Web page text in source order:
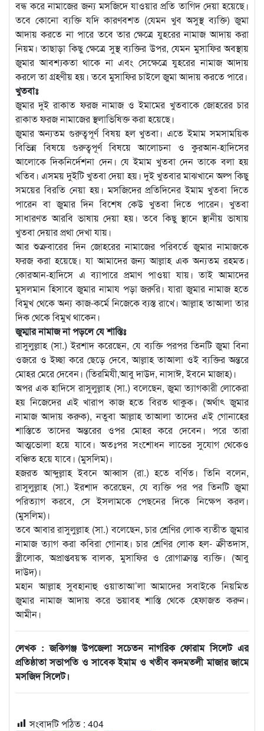
বন্ধ করে নামাজের জন্য মসজিদে যাওয়ার প্রতি তাগিদ দেয়া হয়েছে।
তবে কোনো ব্যক্তি যদি কারণবশত (যেমন খুব অসুস্থ ব্যক্তি) জুমা
আদায় করতে না পারে তবে তার ক্ষেত্রে যুহরের নামাজ আদায় করা
নিয়ম। তাছাড়া কিছু ক্ষেত্রে সুস্থ ব্যক্তির উপর, যেমন মুসাফির অবস্থায়
জুমার আবশ্যকতা থাকে না এবং সেক্ষেত্রে যুহরের নামাজ আদায়
করলে তা গ্রহণীয় হয়। তবে মুসাফির চাইলে জুমা আদায় করতে পারে।
খুতবাঃ
জুমার দুই রাকাত ফরজ নামাজ ও ইমামের খুতবাকে জোহরের চার
রাকাত ফরজ নামাজের স্থলাভিষিক্ত করা হয়েছে।
জুমার অন্যতম গুরুত্বপূর্ণ বিষয় হল খুতবা। এতে ইমাম সমসাময়িক
বিভিন্ন বিষয়ে গুরুত্বপূর্ণ বিষয়ে আলোচনা ও কুরআন-হাদিসের
আলোকে দিকনির্দেশনা দেন। যে ইমাম খুতবা দেন তাকে বলা হয়
খতিব। এসময় দুইটি খুতবা দেয়া হয়। দুই খুতবার মাঝখানে অল্প কিছু
সময়ের বিরতি নেয়া হয়। মসজিদের প্রতিদিনের ইমাম খুতবা দিতে
পারেন বা জুমার দিন বিশেষ কেউ খুতবা দিতে পারেন। খুতবা
সাধারণত আরবি ভাষায় দেয়া হয়। তবে কিছু স্থানে স্থানীয় ভাষায়
খুতবা দেয়ার প্রথা দেখা যায়।
আর শুক্রবারের দিন জোহরের নামাজের পরিবর্তে জুমার নামাজকে
ফরজ করা হয়েছে। যা আমাদের জন্য আল্লাহ এক অন্যতম রহমত।
কোরআন-হাদিসে এ ব্যাপারে প্রমাণ পাওয়া যায়। তাই আমাদের
মুসলমান হিসাবে জুমার নামায পড়া জরুরি। যারা জুমার নামাজ হতে
বিমুখ থেকে অন্য কাজ-কর্মে নিজেকে ব্যস্ত রাখে। আল্লাহ তাআলা তার
দিক থেকে বিমুখ থাকেন।
জুম্মার নামাজ না পড়লে যে শাস্তিঃ
রাসুলুল্লাহ (সা.) ইরশাদ করেছেন, যে ব্যক্তি পরপর তিনটি জুমা বিনা
ওজরে ও ইচ্ছা করে ছেড়ে দেবে, আল্লাহ তাআলা ওই ব্যক্তির অন্তরে
মোহর মেরে দেবেন। (তিরমিযী,আবু দাউদ, নাসাঈ, ইবনে মাজাহ)।
অপর এক হাদিসে রাসুলুল্লাহ (সা.) বলেছেন, জুমা ত্যাগকারী লোকেরা
হয় নিজেদের এই খারাপ কাজ হতে বিরত থাকুক। (অর্থাৎ জুমার
নামাজ আদায় করুক), নতুবা আল্লাহ তাআলা তাদের এই গোনাহের
শাস্তিতে তাদের অন্তরের ওপর মোহর করে দেবেন। পরে তারা
আত্মভোলা হয়ে যাবে। অতঃপর সংশোধন লাভের সুযোগ থেকেও
বঞ্চিত হয়ে যাবে। (মুসলিম)।
হজরত আব্দুল্লাহ ইবনে আব্বাস (রা.) হতে বর্ণিত। তিনি বলেন,
রাসুলুল্লাহ (সা.) ইরশাদ করেছেন, যে ব্যক্তি পর পর তিনটি জুমা
পরিত্যাগ করবে, সে ইসলামকে পেছনের দিকে নিক্ষেপ করল।
(মুসলিম)।
তবে আবার রাসুলুল্লাহ (সা.) বলেছেন, চার শ্রেণির লোক ব্যতীত জুমার
নামাজ ত্যাগ করা কবিরা গোনাহ। চার শ্রেণির লোক হল- ক্রীতদাস,
স্ত্রীলোক, অপ্রাপ্তবয়স্ক বালক, মুসাফির ও রোগাক্রান্ত ব্যক্তি। (আবু
দাউদ)।
মহান আল্লাহ সুবহানাহু ওয়াতাআ’লা আমাদের সবাইকে নিয়মিত
জুমার নামাজ আদায় করে ভয়াবহ শাস্তি থেকে হেফাজত করুন।
আমীন।
লেখক : জকিগঞ্জ উপজেলা সচেতন নাগরিক ফোরাম সিলেট এর
প্রতিষ্ঠাতা সভাপতি ও সাবেক ইমাম ও খতীব কদমতলী মাজার জামে
মসজিদ সিলেট।
সংবাদটি পঠিত : 404